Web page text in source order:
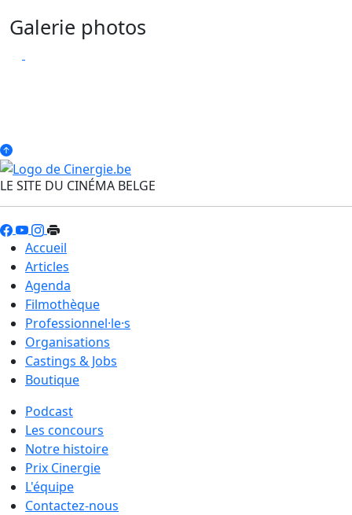
Galerie photos
LE SITE DU CINÉMA BELGE
Accueil
Articles
Agenda
Filmothèque
Professionnel·le·s
Organisations
Castings & Jobs
Boutique
Podcast
Les concours
Notre histoire
Prix Cinergie
L'équipe
Contactez-nous